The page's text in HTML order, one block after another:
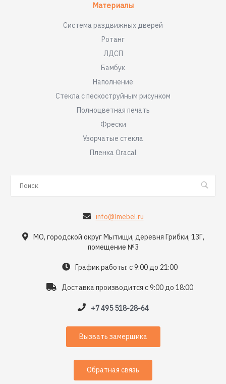
Материалы
Система раздвижных дверей
Ротанг
ЛДСП
Бамбук
Наполнение
Стекла с пескоструйным рисунком
Полноцветная печать
Фрески
Узорчатые стекла
Пленка Oracal
info@lmebel.ru
МО, городской округ Мытищи, деревня Грибки, 13Г,
помещение №3
График работы: с 9:00 до 21:00
Доставка производится с 9:00 до 18:00
+7 495 518-28-64
Вызвать замерщика
Обратная связь